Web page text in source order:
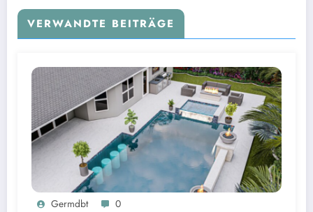
VERWANDTE BEITRÄGE
Germdbt 0